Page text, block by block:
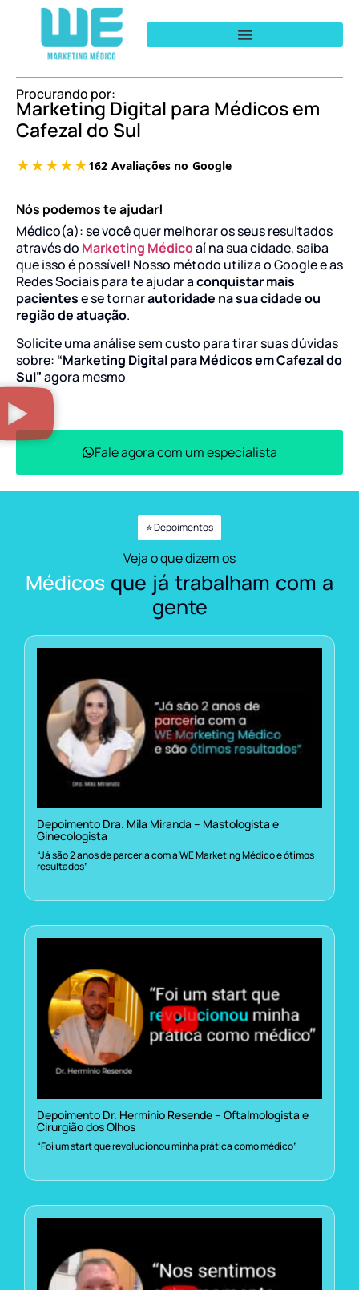
Procurando por:
Marketing Digital para Médicos em
Cafezal do Sul
Nós podemos te ajudar!
Médico(a): se você quer melhorar os seus resultados
através do Marketing Médicoaí na sua cidade, saiba
que isso é possível! Nosso método utiliza o Google e as
Redes Sociais para te ajudar aconquistar mais
pacientese se tornarautoridade na sua cidade ou
região de atuação.
Solicite uma análise sem custo para tirar suas dúvidas
sobre: “Marketing Digital para Médicos em Cafezal do
Sul”agora mesmo
Fale agora com um especialista
⭐ Depoimentos
Veja o que dizem os
Médicos que já trabalham com a
gente
Depoimento Dra. Mila Miranda – Mastologista e
Ginecologista
“Já são 2 anos de parceria com a WE Marketing Médico e ótimos
resultados”
Depoimento Dr. Herminio Resende – Oftalmologista e
Cirurgião dos Olhos
“Foi um start que revolucionou minha prática como médico”